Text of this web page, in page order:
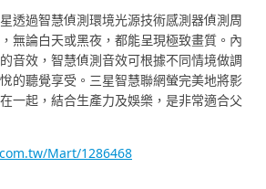
過智慧偵測環境光源技術感測器偵測周
無論白天或黑夜，都能呈現極致畫質。內
音效，智慧偵測音效可根據不同情境做調
的聽覺享受。三星智慧聯網螢完美地將影
一起，結合生產力及娛樂，是非常適合父
Mart/1286468